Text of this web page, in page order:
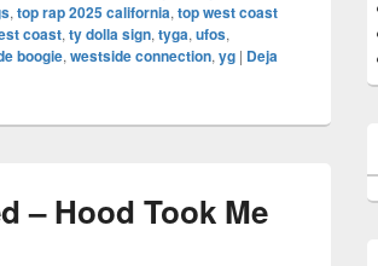
, top rap 2025 california, top west coast
coast, ty dolla sign, tyga, ufos,
boogie, westside connection, yg | Deja
– Hood Took Me